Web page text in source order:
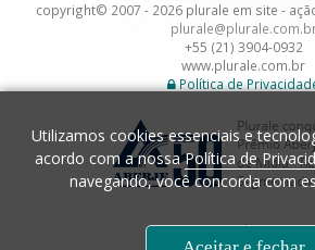
copyright© 2007 - 2026 plurale em site -
+55 (21) 3904-0932
www.plurale.com.br
Política de
Desenvolvimento
Utilizamos cookies essenciais e
acordo com a nossaPolítica de
navegando, você concorda com